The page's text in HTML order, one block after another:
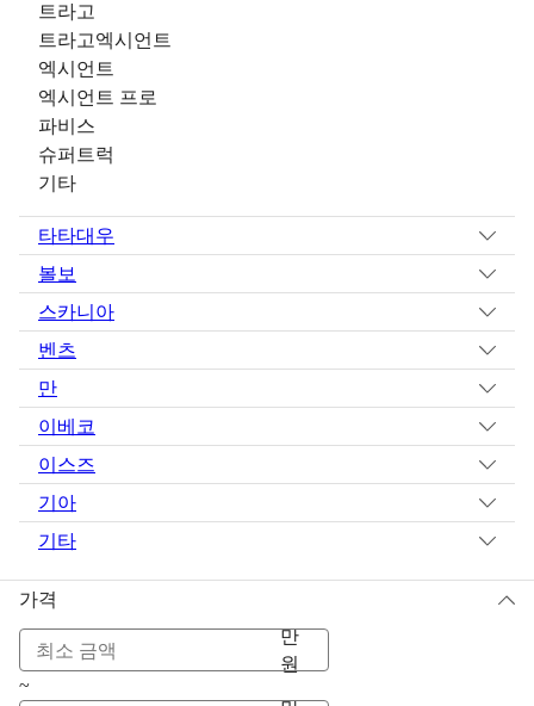
트라고
트라고엑시언트
엑시언트
엑시언트 프로
파비스
슈퍼트럭
기타
타타대우
볼보
스카니아
벤츠
만
이베코
이스즈
기아
기타
가격
만
원
~